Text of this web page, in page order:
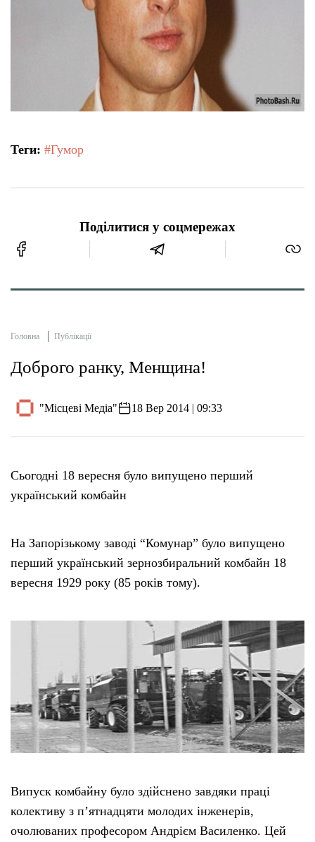
Теги: #Гумор
Поділитися у соцмережах
Головна Публікації
Доброго ранку, Менщина!
"Місцеві Медіа" 18 Вер 2014 | 09:33
Сьогодні 18 вересня було випущено перший
український комбайн
На Запорізькому заводі “Комунар” було випущено
перший український зернозбиральний комбайн 18
вересня 1929 року (85 років тому).
Випуск комбайну було здійснено завдяки праці
колективу з п’ятнадцяти молодих інженерів,
очолюваних професором Андрієм Василенко. Цей